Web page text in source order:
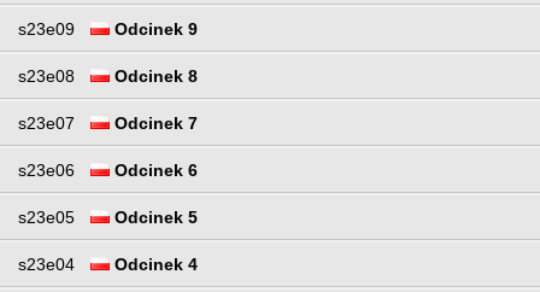
s23e09 Odcinek 9
s23e08 Odcinek 8
s23e07 Odcinek 7
s23e06 Odcinek 6
s23e05 Odcinek 5
s23e04 Odcinek 4